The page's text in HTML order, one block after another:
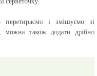
перетираємо і змішуємо зі
можна також додати дрібно